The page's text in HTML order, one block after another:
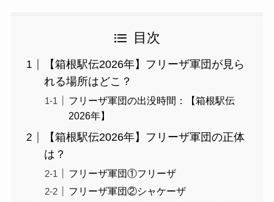
目次
【箱根駅伝2026年】フリーザ軍団が見ら
れる場所はどこ？
フリーザ軍団の出没時間：【箱根駅伝
2026年】
【箱根駅伝2026年】フリーザ軍団の正体
は？
フリーザ軍団①フリーザ
フリーザ軍団②シャケーザ